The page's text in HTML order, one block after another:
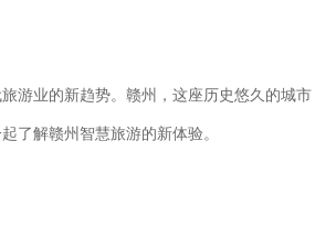
游业的新趋势。赣州，这座历史悠久的城
了解赣州智慧旅游的新体验。